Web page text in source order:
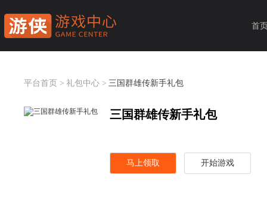
首
平台首页 > 礼包中心 > 三国群雄传新手礼包
三国群雄传新手礼包
马上领取 开始游戏